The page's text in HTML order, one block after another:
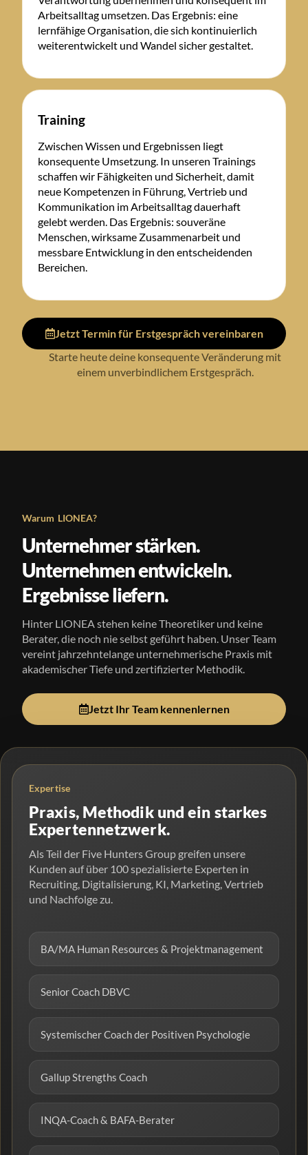
Arbeitsalltag umsetzen. Das Ergebnis: eine
lernfähige Organisation, die sich kontinuierlich
weiterentwickelt und Wandel sicher gestaltet.
Training
Zwischen Wissen und Ergebnissen liegt
konsequente Umsetzung. In unseren Trainings
schaffen wir Fähigkeiten und Sicherheit, damit
neue Kompetenzen in Führung, Vertrieb und
Kommunikation im Arbeitsalltag dauerhaft
gelebt werden. Das Ergebnis: souveräne
Menschen, wirksame Zusammenarbeit und
messbare Entwicklung in den entscheidenden
Bereichen.
Jetzt Termin für Erstgespräch vereinbaren
Starte heute deine konsequente Veränderung mit
einem unverbindlichem Erstgespräch.
Warum LIONEA?
Unternehmer stärken.
Unternehmen entwickeln.
Ergebnisse liefern.
Hinter LIONEA stehen keine Theoretiker und keine
Berater, die noch nie selbst geführt haben. Unser Team
vereint jahrzehntelange unternehmerische Praxis mit
akademischer Tiefe und zertifizierter Methodik.
Jetzt Ihr Team kennenlernen
Expertise
Praxis, Methodik und ein starkes
Expertennetzwerk.
Als Teil der Five Hunters Group greifen unsere
Kunden auf über 100 spezialisierte Experten in
Recruiting, Digitalisierung, KI, Marketing, Vertrieb
und Nachfolge zu.
BA/MA Human Resources & Projektmanagement
Senior Coach DBVC
Systemischer Coach der Positiven Psychologie
Gallup Strengths Coach
INQA-Coach & BAFA-Berater